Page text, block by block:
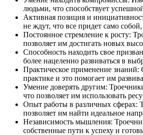
людьми, что способствует
Активная позиция и
не ждут, что все придет само
Постоянное стремление к росту:
позволяет им достигать новых
Способность находить свое
более нацеленно развиваться в
Практическое применение знаний:
практике и это помогает им
Умение доверять другим:
что позволяет им использовать
Опыт работы в различных сферах:
позволяет им найти идеальное
Независимость мышления:
собственные пути к успеху и